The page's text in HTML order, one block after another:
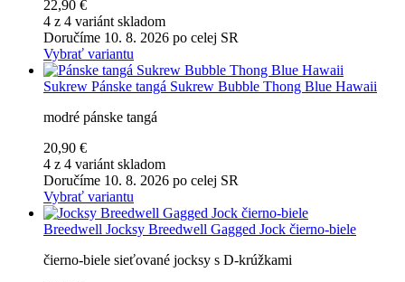
22,90 €
4 z 4 variánt skladom
Doručíme 10. 8. 2026 po celej SR
Vybrať variantu
Sukrew Pánske tangá Sukrew Bubble Thong Blue Hawaii
modré pánske tangá
20,90 €
4 z 4 variánt skladom
Doručíme 10. 8. 2026 po celej SR
Vybrať variantu
Breedwell Jocksy Breedwell Gagged Jock čierno-biele
čierno-biele sieťované jocksy s D-krúžkami